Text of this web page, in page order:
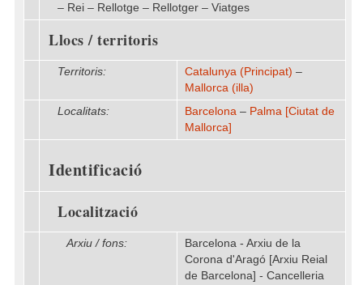
– Rei – Rellotge – Rellotger – Viatges
Llocs / territoris
Territoris: Catalunya (Principat) –
Mallorca (illa)
Localitats:
Barcelona – Palma [Ciutat de
Mallorca]
Identificació
Localització
Arxiu / fons:
Barcelona - Arxiu de la
Corona d'Aragó [Arxiu Reial
de Barcelona] - Cancelleria